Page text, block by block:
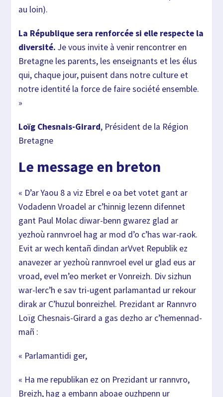
au loin).
La République sera renforcée si elle respecte la
diversité. Je vous invite à venir rencontrer en
Bretagne les parents, les enseignants et les élus
qui, chaque jour, puisent dans notre culture et
notre identité la force de faire société ensemble.
»
Loïg Chesnais-Girard, Président de la Région
Bretagne
Le message en breton
« D’ar Yaou 8 a viz Ebrel e oa bet votet gant ar
Vodadenn Vroadel ar c’hinnig lezenn difennet
gant Paul Molac diwar-benn gwarez glad ar
yezhoù rannvroel hag ar mod d’o c’has war-raok.
Evit ar wech kentañ dindan arVvet Republik ez
anavezer ar yezhoù rannvroel evel ur glad eus ar
vroad, evel m’eo merket er Vonreizh. Divsizhun
war-lerc’h e sav tri-ugent parlamantad ur rekour
dirak ar C’huzul bonreizhel. Prezidant ar Rannvro
Loïg Chesnais-Girard a gas dezho ar c’hemennad-
mañ :
« Parlamantidi ger,
« Ha me republikan ez on Prezidant ur rannvro,
Breizh, hag a embann aboae ouzhpenn ur